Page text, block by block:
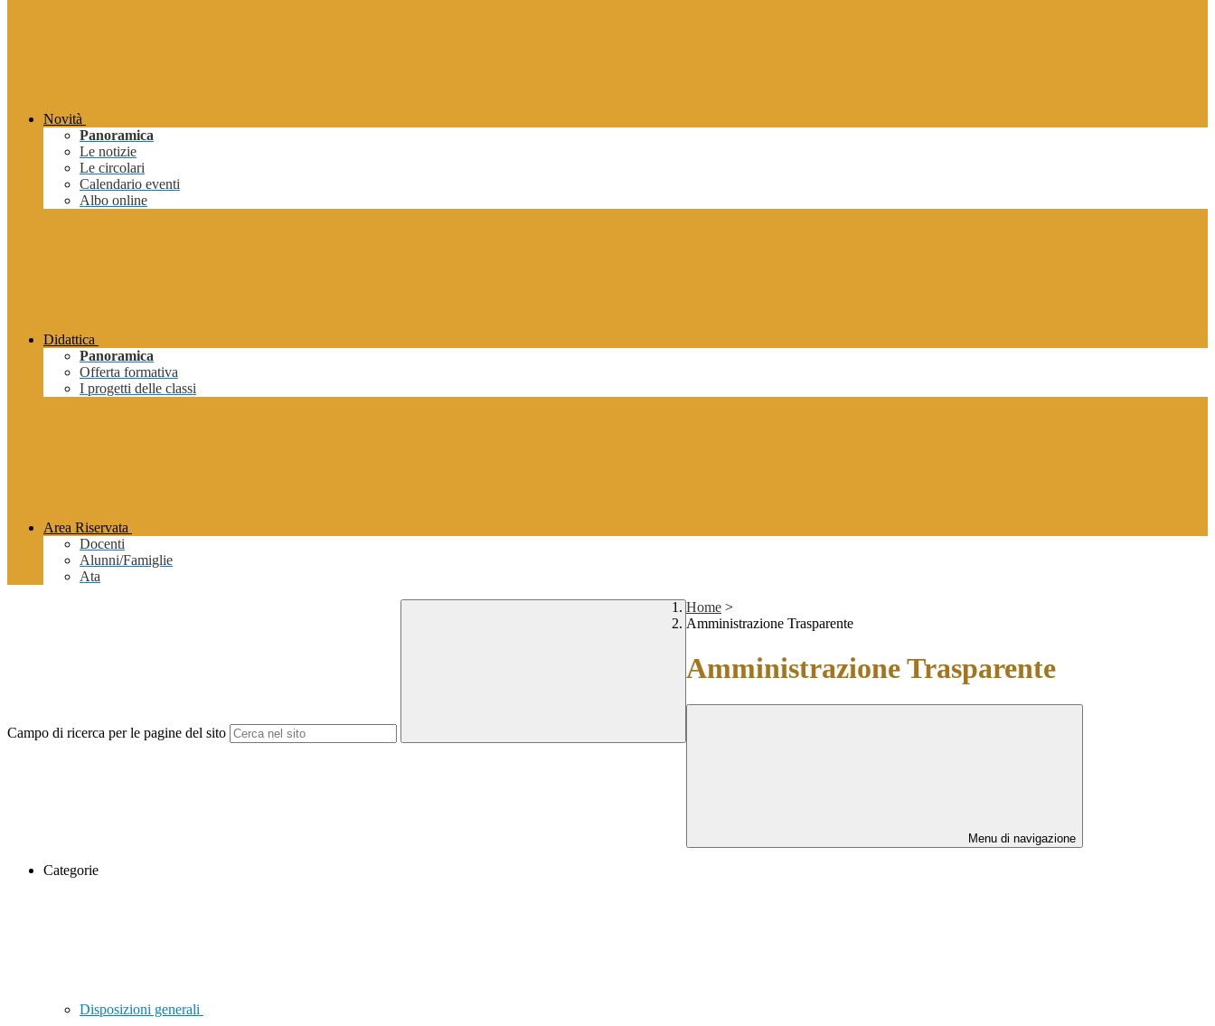
Novità
Panoramica
Le notizie
Le circolari
Calendario eventi
Albo online
Didattica
Panoramica
Offerta formativa
I progetti delle classi
Area Riservata
Docenti
Alunni/Famiglie
Ata
Campo di ricerca per le pagine del sito
Home >
Amministrazione Trasparente
Amministrazione Trasparente
Menu di navigazione
Categorie
Disposizioni generali